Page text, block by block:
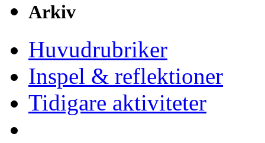
Arkiv
Huvudrubriker
Inspel & reflektioner
Tidigare aktiviteter